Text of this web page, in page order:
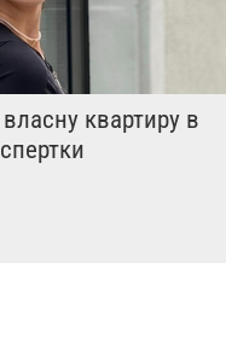
квартиру в